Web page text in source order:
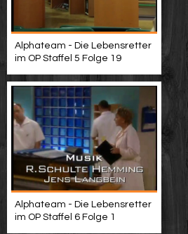
Alphateam - Die Lebensretter
im OP Staffel 5 Folge 19
Alphateam - Die Lebensretter
im OP Staffel 6 Folge 1